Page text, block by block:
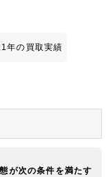
年の買取実績
が次の条件を満たす